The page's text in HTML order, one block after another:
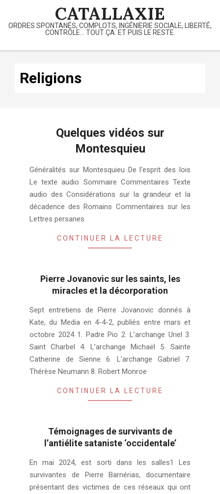
content
CATALLAXIE
ORDRES SPONTANÉS, COMPLOTS, INGÉNIERIE SOCIALE, LIBERTÉ,
CONTRÔLE… TOUT ÇA. ET PUIS LE RESTE.
Primary
Religions
Quelques vidéos sur
Montesquieu
11-
06
Généralités sur Montesquieu De l’esprit des lois
Le texte audio Sommaire Commentaires Texte
audio des Considérations sur la grandeur et la
décadence des Romains Commentaires sur les
Lettres persanes
CONTINUER LA LECTURE
Pierre Jovanovic sur les saints, les
miracles et la décorporation
10-
17
Sept entretiens de Pierre Jovanovic donnés à
Kate, du Media en 4-4-2, publiés entre mars et
octobre 2024 1. Padre Pio 2. L’archange Uriel 3.
Saint Charbel 4. L’archange Michaël 5. Sainte
Catherine de Sienne 6. L’archange Gabriel 7.
Thérèse Neumann 8. Robert Monroe
CONTINUER LA LECTURE
Témoignages de survivants de
l’antiélite sataniste ‘occidentale’
05-
20
En mai 2024, est sorti dans les salles1 Les
survivantes de Pierre Barnérias, documentaire
présentant des victimes de ces réseaux qui ont